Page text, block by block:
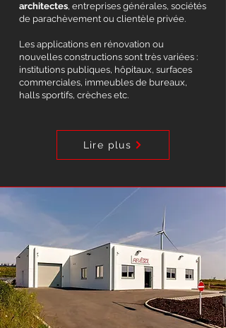
architectes, entreprises générales, sociétés
de parachèvement ou clientèle privée.
Les applications en rénovation ou
nouvelles constructions sont très variées :
institutions publiques, hôpitaux, surfaces
commerciales, immeubles de bureaux,
halls sportifs, crèches etc.
Lire plus